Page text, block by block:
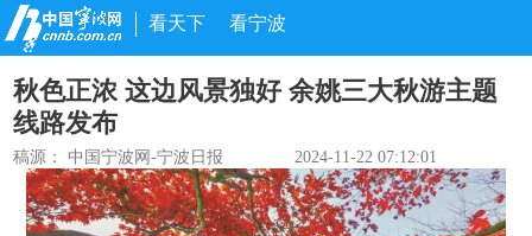
看天下 看宁波
秋色正浓 这边风景独好 余姚三大秋游主题
线路发布
稿源：中国宁波网-宁波日报 2024-11-22 07:12:01